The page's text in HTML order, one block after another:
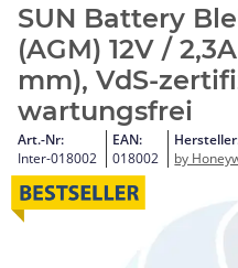
SUN Battery
(AGM) 12V /
mm), VdS-
wartungsfrei
Art.-Nr:
Inter-018002
EAN:
018002
by